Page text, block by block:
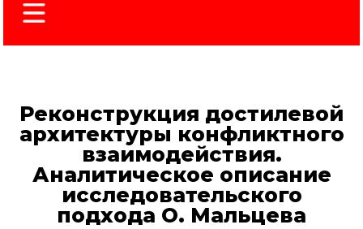
Реконструкция достилевой
архитектуры конфликтного
взаимодействия.
Аналитическое описание
исследовательского
подхода О. Мальцева